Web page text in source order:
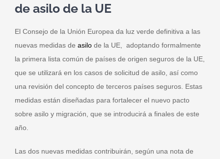
de asilo de la UE
El Consejo de la Unión Europea da luz verde definitiva a las
nuevas medidas de asilo de la UE, adoptando formalmente
la primera lista común de países de origen seguros de la UE,
que se utilizará en los casos de solicitud de asilo, así como
una revisión del concepto de terceros países seguros. Estas
medidas están diseñadas para fortalecer el nuevo pacto
sobre asilo y migración, que se introducirá a finales de este
año.
Las dos nuevas medidas contribuirán, según una nota de